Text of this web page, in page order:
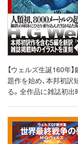
【ウェルズ生誕160年
題作を始め、本邦初訳
る。全作品に雑誌初出